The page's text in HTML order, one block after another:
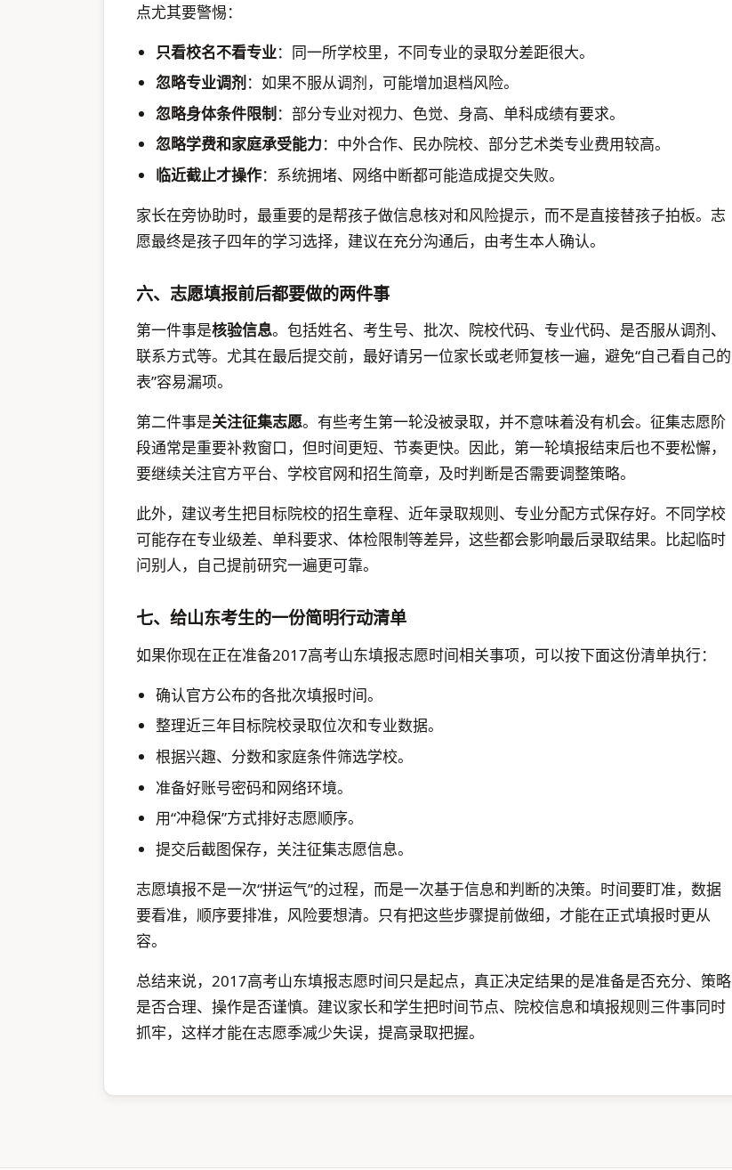
点尤其要警惕：
只看校名不看专业：同一所学校里，不同专业的录取分差距很大。
忽略专业调剂 ：如果不服从调剂，可能增加退档风险。
忽略身体条件限制 ：部分专业对视力、色觉、身高、单科成绩有要求。
忽略学费和家庭承受能力：中外合作、民办院校、部分艺术类专业费用较高。
临近截止才操作：系统拥堵、网络中断都可能造成提交失败。
家长在旁协助时，最重要的是帮孩子做信息核对和风险提示，而不是直接替孩子拍板。志
愿最终是孩子四年的学习选择，建议在充分沟通后，由考生本人确认。
六、志愿填报前后都要做的两件事
第一件事是核验信息。包括姓名、考生号、批次、院校代码、专业代码、是否服从调剂、
联系方式等。尤其在最后提交前，最好请另一位家长或老师复核一遍，避免“自己看自己的
表”容易漏项。
第二件事是关注征集志愿。有些考生第一轮没被录取，并不意味着没有机会。征集志愿阶
段通常是重要补救窗口，但时间更短、节奏更快。因此，第一轮填报结束后也不要松懈，
要继续关注官方平台、学校官网和招生简章，及时判断是否需要调整策略。
此外，建议考生把目标院校的招生章程、近年录取规则、专业分配方式保存好。不同学校
可能存在专业级差、单科要求、体检限制等差异，这些都会影响最后录取结果。比起临时
问别人，自己提前研究一遍更可靠。
七、给山东考生的一份简明行动清单
如果你现在正在准备2017高考山东填报志愿时间相关事项，可以按下面这份清单执行：
确认官方公布的各批次填报时间。
整理近三年目标院校录取位次和专业数据。
根据兴趣、分数和家庭条件筛选学校。
准备好账号密码和网络环境。
用“冲稳保”方式排好志愿顺序。
提交后截图保存，关注征集志愿信息。
志愿填报不是一次“拼运气”的过程，而是一次基于信息和判断的决策。时间要盯准，数据
要看准，顺序要排准，风险要想清。只有把这些步骤提前做细，才能在正式填报时更从
容。
总结来说，2017高考山东填报志愿时间只是起点，真正决定结果的是准备是否充分、策略
是否合理、操作是否谨慎。建议家长和学生把时间节点、院校信息和填报规则三件事同时
抓牢，这样才能在志愿季减少失误，提高录取把握。